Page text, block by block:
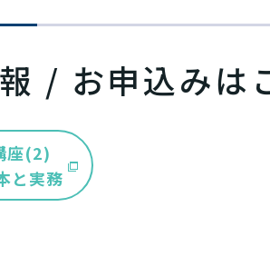
/ お申込みは
座(2)
と実務